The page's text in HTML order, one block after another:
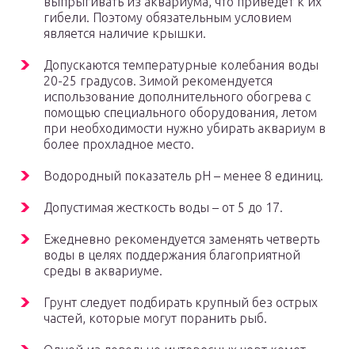
гибели. Поэтому обязательным условием
является наличие крышки.
Допускаются температурные колебания воды
20-25 градусов. Зимой рекомендуется
использование дополнительного обогрева с
помощью специального оборудования, летом
при необходимости нужно убирать аквариум в
более прохладное место.
Водородный показатель pH – менее 8 единиц.
Допустимая жесткость воды – от 5 до 17.
Ежедневно рекомендуется заменять четверть
воды в целях поддержания благоприятной
среды в аквариуме.
Грунт следует подбирать крупный без острых
частей, которые могут поранить рыб.